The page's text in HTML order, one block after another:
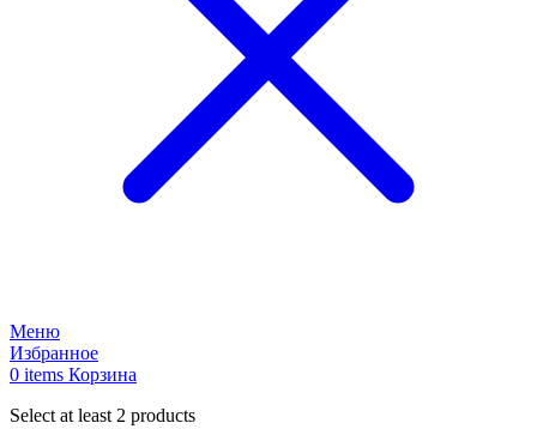
Меню
Избранное
0 items Корзина
Select at least 2 products